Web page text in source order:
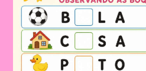
ENCANTA,
ENSINA
E
DESENVOLVE
NA
EDUCAÇÃO
INFANTIL